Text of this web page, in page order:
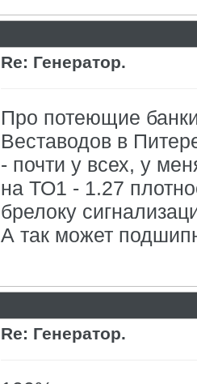
Re: Генератор.
Про потеющие
Веставодов в
- почти у всех, у
на ТО1 - 1.27
брелоку
А так может
Re: Генератор.